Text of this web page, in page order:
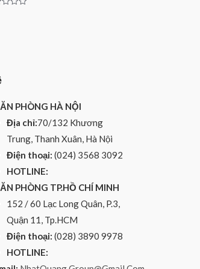
PHÒNG HÀ NỘI
Địa chỉ:70/132 Khương
Trung, Thanh Xuân, Hà Nội
Điện thoại: (024) 3568 3092
HOTLINE:
PHÒNG TP.HỒ CHÍ MINH
152 / 60 Lạc Long Quân, P.3,
Quận 11, Tp.HCM
Điện thoại: (028) 3890 9978
HOTLINE: